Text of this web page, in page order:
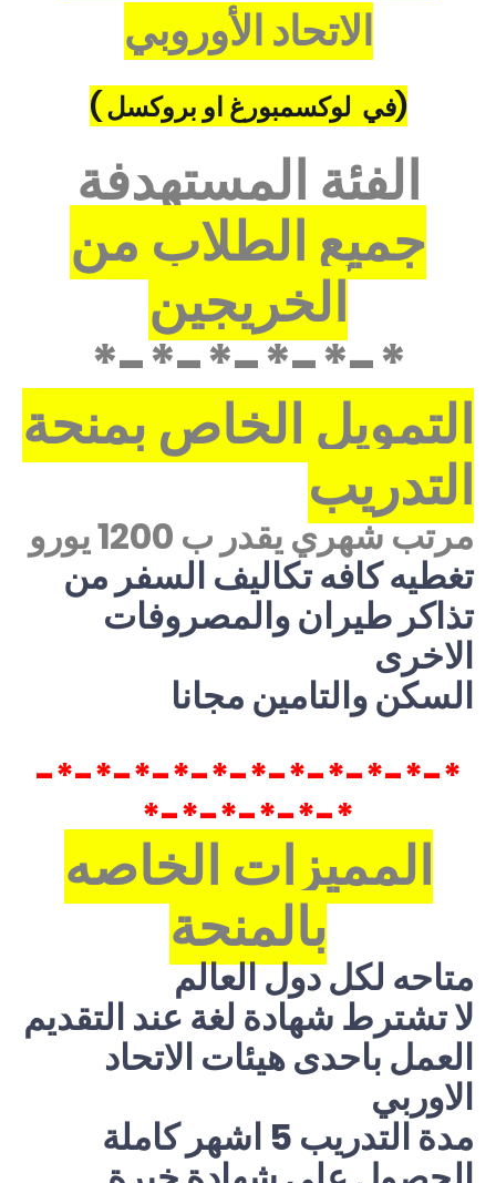
الاتحاد الأوروبي
في لوكسمبورغ او بروكسل ))
الفئة المستهدفة
جميع الطلاب من
الخريجين
*-*-*-*-*-*
التمويل الخاص بمنحة
التدريب
مرتب شهري يقدر ب 1200 يورو
تغطيه كافه تكاليف السفر من
تذاكر طيران والمصروفات
الاخرى
السكن والتامين مجانا
*-*-*-*-*-*-*-*-*-*-*-
*-*-*-*-*-*
المميزات الخاصه
بالمنحة
متاحه لكل دول العالم
لا تشترط شهادة لغة عند التقديم
العمل باحدى هيئات الاتحاد
الاوربي
مدة التدريب 5 اشهر كاملة